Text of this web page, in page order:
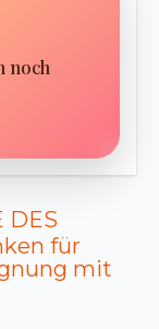
noch
DES
für
mit